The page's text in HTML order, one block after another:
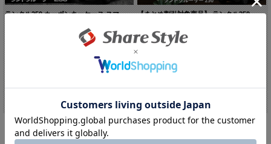
ランクル250 カーボンキーケース スマ...
公式ストア特別5%OFF中!!:7,296円(税込)
【まとめ割引対象商品】 ランクル250 ...
【10%OFF!!】サマーセール開催
中！:1,962円(税込)